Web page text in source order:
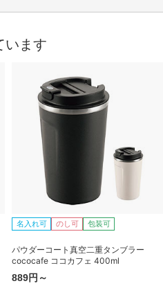
います
名入れ可 のし可 包装可
パウダーコート真空二重タンブラー
cococafe ココカフェ 400ml
889円～